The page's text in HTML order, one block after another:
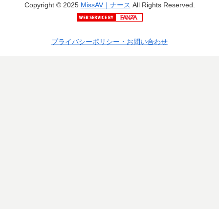
Copyright © 2025 MissAV｜ナース All Rights Reserved.
プライバシーポリシー・お問い合わせ